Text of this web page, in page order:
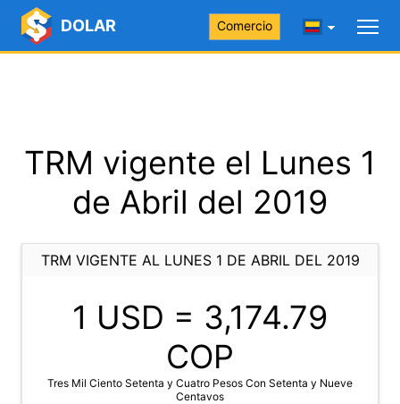
DOLAR Comercio
TRM vigente el Lunes 1
de Abril del 2019
TRM VIGENTE AL LUNES 1 DE ABRIL DEL 2019
1 USD = 3,174.79
COP
Tres Mil Ciento Setenta y Cuatro Pesos Con Setenta y Nueve
Centavos